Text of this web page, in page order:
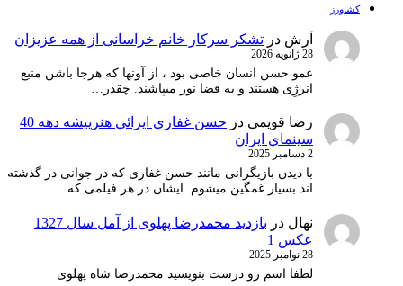
کشاورز
آرش در تشکر سرکار خانم خراسانی از همه عزیزان
28 ژانویه 2026
عمو حسن انسان خاصی بود ، از آونها که هرجا باشن منبع
انرژِی هستند و به فضا نور میپاشند. چقدر…
رضا قویمی در
حسن غفاري ايرائي هنرپيشه دهه 40
سينماي ايران
2 دسامبر 2025
با دیدن بازیگرانی مانند حسن غفاری که در جوانی در گذشته
اند بسیار غمگین میشوم .ایشان در هر فیلمی که…
نهال در
بازدید محمدرضا پهلوی از آمل سال 1327
عکس 1
28 نوامبر 2025
لطفا اسم رو درست بنویسید محمدرضا شاه پهلوی